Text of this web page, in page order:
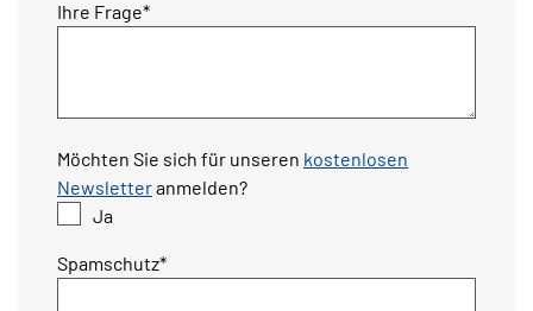
Pflichtfeld
Ihre Frage*
Möchten Sie sich für unseren kostenlosen
Newsletteranmelden?
Ja
Pflichtfeld
Spamschutz*